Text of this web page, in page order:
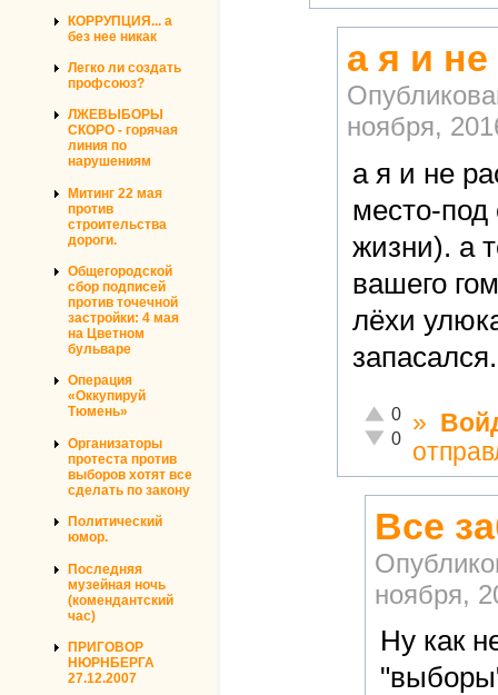
КОРРУПЦИЯ... а
без нее никак
Легко ли создать
профсоюз?
ЛЖЕВЫБОРЫ
СКОРО - горячая
линия по
нарушениям
Митинг 22 мая
против
строительства
дороги.
Общегородской
сбор подписей
против точечной
застройки: 4 мая
на Цветном
бульваре
Операция
«Оккупируй
Тюмень»
Организаторы
протеста против
выборов хотят все
сделать по закону
Политический
юмор.
Последняя
музейная ночь
(комендантский
час)
ПРИГОВОР
НЮРНБЕРГА
27.12.2007
а я и
ноября,
а я и не
место-под
жизни). а
вашего
лёхи
Отлично!
0
Неадекватно!
0
»
Все
ноября,
Ну как